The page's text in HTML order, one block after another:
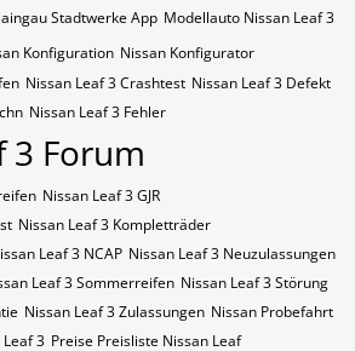
Stadtwerke App Modellauto Nissan Leaf 3
Konfiguration Nissan Konfigurator
Nissan Leaf 3 Crashtest Nissan Leaf 3 Defekt
Nissan Leaf 3 Fehler
3 Forum
Nissan Leaf 3 GJR
Nissan Leaf 3 Kompletträder
Leaf 3 NCAP Nissan Leaf 3 Neuzulassungen
Leaf 3 Sommerreifen Nissan Leaf 3 Störung
Nissan Leaf 3 Zulassungen Nissan Probefahrt
Leaf 3 Preise Preisliste Nissan Leaf